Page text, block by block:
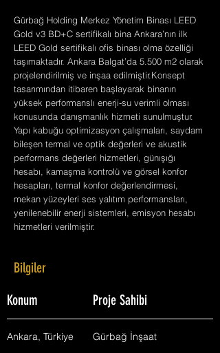
Gürbağ Holding Merkez Yönetim Binası LEED
Gold v3 BD+C sertifikalı bina Ankara’nın ilk
LEED Gold sertifikalı ofis binası olma özelliği
taşımaktadır. Ankara Balgat’da 5.500 m2 olarak
projelendirilmiş ve inşaa edilmiştir.Konsept
tasarımından itibaren başlayarak binanın
yüksek performanslı enerji-su verimli olması
konusunda danışmanlık hizmeti sunulmuştur.
Yapı kabuğu optimizasyon çalışmaları, saydam
bileşen termal ve optik değerleri ve akustik
performans değerleri hizmetleri, günışığı
hesabı, kamaşma kontrolü ve görsel konfor
hesapları, termal konfor değerlendirmesi,
mekan yüzeyleri ses yalıtım performansları,
yenilenebilir enerji sistemleri, emisyon hesabı
hizmetleri verilmiştir.
Bilgiler
Konum Proje Sahibi
Ankara, Türkiye Gürbağ İnşaat